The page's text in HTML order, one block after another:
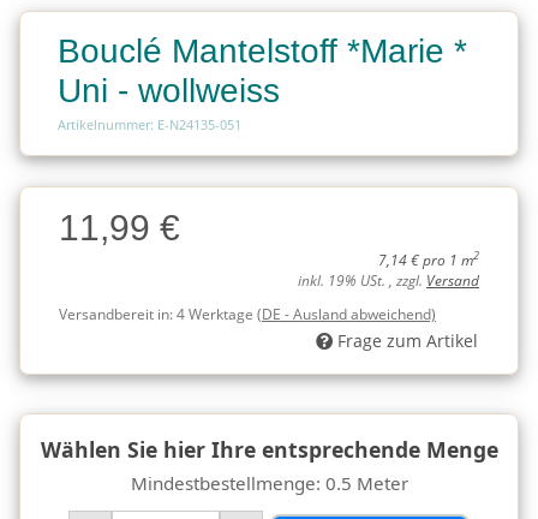
Bouclé Mantelstoff *Marie *
Uni - wollweiss
Artikelnummer: E-N24135-051
Charge
Charge11,99 €
7,14 € pro 1 m2
inkl. 19% USt. , zzgl. Versand
Versandbereit in:4 Werktage (DE - Ausland abweichend)
Frage zum Artikel
Wählen Sie hier Ihre entsprechende Menge
Mindestbestellmenge: 0.5 Meter